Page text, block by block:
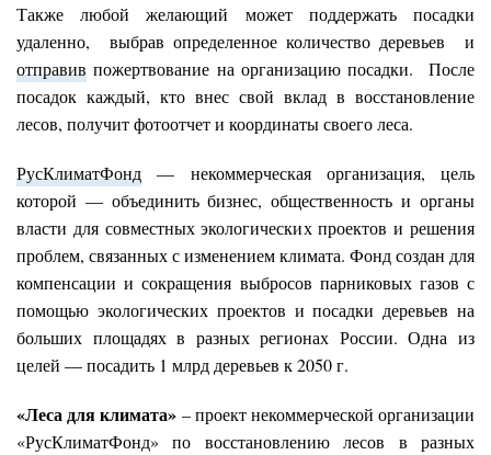
Также любой желающий может поддержать посадки
удаленно, выбрав определенное количество деревьев и
отправив пожертвование на организацию посадки. После
посадок каждый, кто внес свой вклад в восстановление
лесов, получит фотоотчет и координаты своего леса.
РусКлиматФонд — некоммерческая организация, цель
которой — объединить бизнес, общественность и органы
власти для совместных экологических проектов и решения
проблем, связанных с изменением климата. Фонд создан для
компенсации и сокращения выбросов парниковых газов с
помощью экологических проектов и посадки деревьев на
больших площадях в разных регионах России. Одна из
целей — посадить 1 млрд деревьев к 2050 г.
«Леса для климата» – проект некоммерческой организации
«РусКлиматФонд» по восстановлению лесов в разных